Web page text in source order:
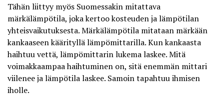
Tähän liittyy myös Suomessakin mitattava
märkälämpötila, joka kertoo kosteuden ja lämpötilan
yhteisvaikutuksesta. Märkälämpötila mitataan märkään
kankaaseen käärityllä lämpömittarilla. Kun kankaasta
haihtuu vettä, lämpömittarin lukema laskee. Mitä
voimakkaampaa haihtuminen on, sitä enemmän mittari
viilenee ja lämpötila laskee. Samoin tapahtuu ihmisen
iholle.